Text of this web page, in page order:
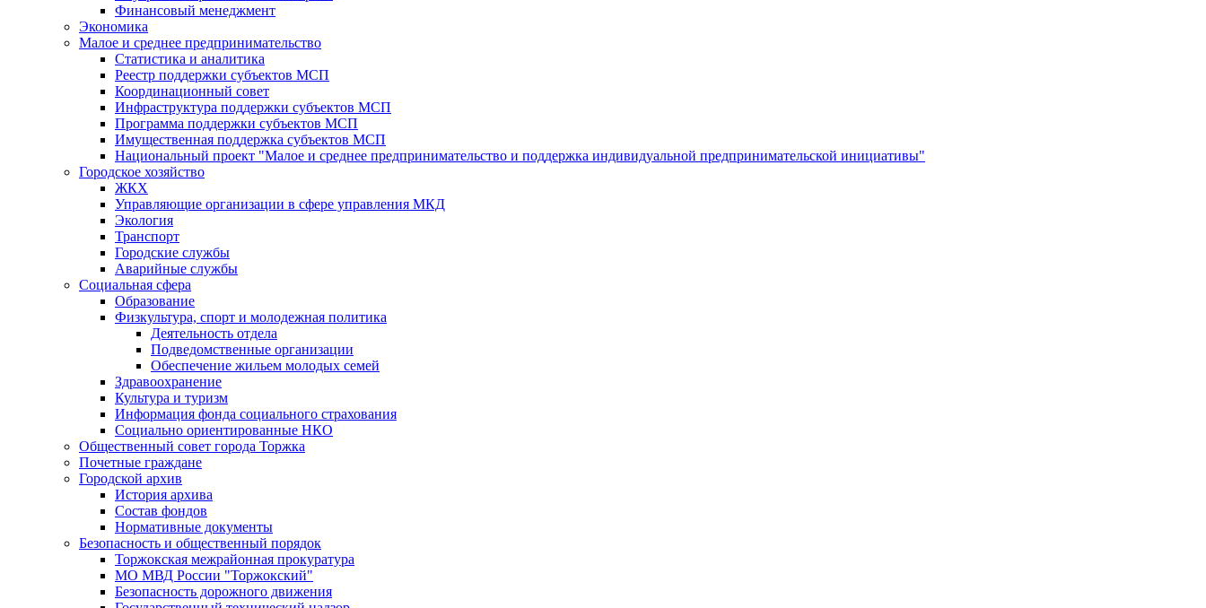
Финансовый менеджмент
Экономика
Малое и среднее предпринимательство
Статистика и аналитика
Реестр поддержки субъектов МСП
Координационный совет
Инфраструктура поддержки субъектов МСП
Программа поддержки субъектов МСП
Имущественная поддержка субъектов МСП
Национальный проект "Малое и среднее предпринимательство и поддержка индивидуальной предпринимательской инициативы"
Городское хозяйство
ЖКХ
Управляющие организации в сфере управления МКД
Экология
Транспорт
Городские службы
Аварийные службы
Социальная сфера
Образование
Физкультура, спорт и молодежная политика
Деятельность отдела
Подведомственные организации
Обеспечение жильем молодых семей
Здравоохранение
Культура и туризм
Информация фонда социального страхования
Социально ориентированные НКО
Общественный совет города Торжка
Почетные граждане
Городской архив
История архива
Состав фондов
Нормативные документы
Безопасность и общественный порядок
Торжокская межрайонная прокуратура
МО МВД России "Торжокский"
Безопасность дорожного движения